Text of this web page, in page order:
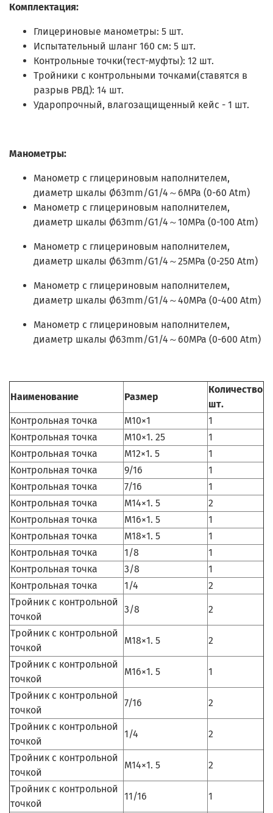
Комплектация:
Глицериновые манометры: 5 шт.
Испытательный шланг 160 см: 5 шт.
Контрольные точки(тест-муфты): 12 шт.
Тройники с контрольными точками(ставятся в
разрыв РВД): 14 шт.
Ударопрочный, влагозащищенный кейс - 1 шт.
Манометры:
Манометр с глицериновым наполнителем,
диаметр шкалы Ø63mm/G1/4～6MPa (0-60 Atm)
Манометр с глицериновым наполнителем,
диаметр шкалы Ø63mm/G1/4～10MPa (0-100 Atm)
Манометр с глицериновым наполнителем,
диаметр шкалы Ø63mm/G1/4～25MPa (0-250 Atm)
Манометр с глицериновым наполнителем,
диаметр шкалы Ø63mm/G1/4～40MPa (0-400 Atm)
Манометр с глицериновым наполнителем,
диаметр шкалы Ø63mm/G1/4～60MPa (0-600 Atm)
Наименование Размер
Количество
шт.
Контрольная точка
M10×1
1
Контрольная точка
M10×1. 25
1
Контрольная точка
M12×1. 5
1
Контрольная точка
9/16
1
Контрольная точка
7/16
1
Контрольная точка
M14×1. 5
2
Контрольная точка
M16×1. 5
1
Контрольная точка
M18×1. 5
1
Контрольная точка
1/8
1
Контрольная точка
3/8
1
Контрольная точка
1/4
2
Тройник с контрольной
точкой
3/8 2
Тройник с контрольной
точкой
M18×1. 5 2
Тройник с контрольной
точкой
M16×1. 5 1
Тройник с контрольной
точкой
7/16 2
Тройник с контрольной
точкой
1/4 2
Тройник с контрольной
точкой
M14×1. 5 2
Тройник с контрольной
точкой
11/16 1